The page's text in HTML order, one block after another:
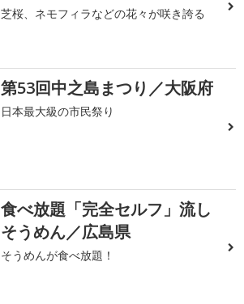
芝桜、ネモフィラなどの花々が咲き誇る
第53回中之島まつり／大阪府
日本最大級の市民祭り
食べ放題「完全セルフ」流し
そうめん／広島県
そうめんが食べ放題！